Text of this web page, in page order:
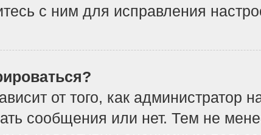
с ним для исправления
от того, как
сообщения или нет. Тем не